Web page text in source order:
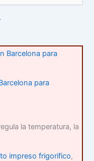
para
la temperatura, la
impreso frigorifico,